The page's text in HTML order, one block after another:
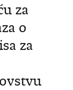
za
o
za